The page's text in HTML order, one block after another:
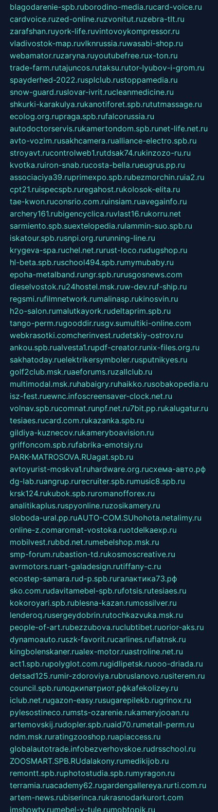
blagodarenie-spb.ruborodino-media.rucard-voice.ru
cardvoice.ruzed-online.ruzvonitut.ruzebra-tlt.ru
zarafshan.ruyork-life.ruvintovoykompressor.ru
vladivostok-map.ruvlknrussia.ruwasabi-shop.ru
webamator.ruzaryna.ruyoutubefree.rux-ton.ru
trade-farm.rutajuncos.rutaksu.rutor-lyubov-i-grom.ru
spayderhed-2022.rusplclub.rustoppamedia.ru
snow-guard.ruslovar-ivrit.rucleanmedicine.ru
shkurki-karakulya.rukanotiforet.spb.rututmassage.ru
ecolog.org.rupraga.spb.rufalcorussia.ru
autodoctorservis.rukamertondom.spb.runet-life.net.ru
avto-vozim.rusakhcamera.rualliance-electro.spb.ru
stroyavt.rucontrolweb1.rutdsak74.rukinzozo-ru.ru
kvotka.ruiron-snab.rucosta-bella.rueugrus.pp.ru
associaciya39.ruprimexpo.spb.rubezmorchin.ruia2.ru
cpt21.ruispecspb.ruregahost.rukolosok-elita.ru
tae-kwon.ruconsrio.com.ruinsiam.ruavegainfo.ru
archery161.rubigencyclica.ruvlast16.rukorru.net
sarmiento.spb.suextelopedia.rulammin-suo.spb.ru
iskatour.spb.rusnpi.org.rurunning-line.ru
krygeva-spa.ruchel.net.rurust-loco.rudugshop.ru
hl-beta.spb.ruschool494.spb.rumymubaby.ru
epoha-metalband.rungr.spb.rurusgosnews.com
dieselvostok.ru24hostel.msk.ruw-dev.ruf-ship.ru
regsmi.rufilmnetwork.rumalinasp.rukinosvin.ru
h2o-salon.rumalutkayork.rudeltaprim.spb.ru
tango-perm.rugooddir.rusgv.sumultiki-online.com
webkrasotki.comcherinvest.rudetskiy-ostrov.ru
ankou.spb.rualvesta1.rupdf-creator.runix-files.org.ru
sakhatoday.ruelektrikersymboler.rusputnikyes.ru
golf2club.msk.ruaeforums.ruzallclub.ru
multimodal.msk.ruhabaigry.ruhaikko.rusobakopedia.ru
isz-fest.ruewnc.infoscreensaver-clock.net.ru
volnav.spb.rucomnat.runpf.net.ru7bit.pp.rukalugatur.ru
tesiaes.rucard.com.rukazanka.spb.ru
gildiya-kuznecov.rukameryboavision.ru
griffoncom.spb.rufabrika-emotsiy.ru
PARK-MATROSOVA.RUagat.spb.ru
avtoyurist-moskva1.ruhardware.org.ruсхема-авто.рф
dg-lab.ruangrup.rurecruiter.spb.rumusic8.spb.ru
krsk124.rukubok.spb.ruromanofforex.ru
analitikaplus.ruspyonline.ruzosikamery.ru
sloboda-ural.pp.ruAUTO-COM.SUhohota.netalimy.ru
online-z.comaromat-vostoka.ruotdelkaexp.ru
mobilvest.rubbd.net.rumebelshop.msk.ru
smp-forum.rubastion-td.rukosmoscreative.ru
avrmotors.ruart-galadesign.rutiffany-c.ru
ecostep-samara.rud-p.spb.ruгалактика73.рф
sko.com.rudavitamebel-spb.rufotsis.rutesiaes.ru
kokoroyari.spb.rublesna-kazan.rumossilver.ru
lenderoq.rusergeydobrin.rutochkazvuka.msk.ru
people-of-art.rubezzubova.ruclubtibet.ruorior-aks.ru
dynamoauto.ruszk-favorit.rucarlines.ruflatnsk.ru
kingbolenskaner.rualex-motor.ruastroline.net.ru
act1.spb.rupolyglot.com.rugidlipetsk.ruooo-driada.ru
detsad125.rumir-zdoroviya.rubruslanovo.rusiterem.ru
council.spb.ruлодкипатриот.рфkafekolizey.ru
iclub.net.rugazon-easy.rusugarepilekb.rugrinox.ru
pylesostineco.rumsts-ozarenie.rukameryjooan.ru
artemovskij.rudopler.spb.ruaid70.rumetall-perm.ru
ndm.msk.ruratingzooshop.ruapiaccess.ru
globalautotrade.infobezverhovskoe.rudrsschool.ru
ZOOSMART.SPB.RUdalakony.rumedikijob.ru
remontt.spb.ruphotostudia.spb.rumyragon.ru
terramia.ruacademy62.rugardengallereya.rurti.com.ru
artem-news.rubiserinca.rukrasnodarkurort.com
imshowtv.rumebel-v-tule.rumobtopik.ru